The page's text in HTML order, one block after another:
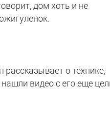
дом хоть и не
рассказывает о технике,
нашли видео с его еще